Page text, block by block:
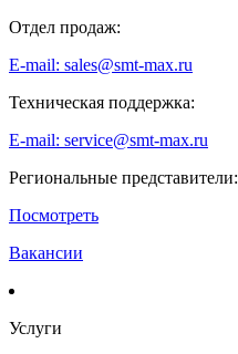
Отдел продаж:
E-mail: sales@smt-max.ru
Техническая поддержка:
E-mail: service@smt-max.ru
Региональные представители:
Посмотреть
Вакансии
Услуги